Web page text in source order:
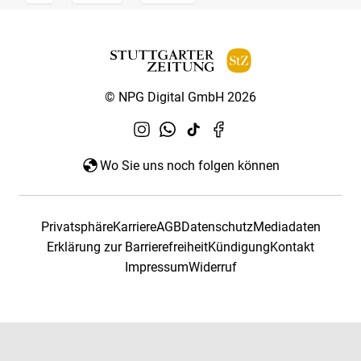
© NPG Digital GmbH 2026
Wo Sie uns noch folgen können
PrivatsphäreKarriereAGBDatenschutzMediadaten
Erklärung zur BarrierefreiheitKündigungKontakt
ImpressumWiderruf